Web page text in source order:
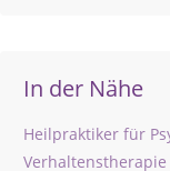
In der Nähe
Heilpraktiker für